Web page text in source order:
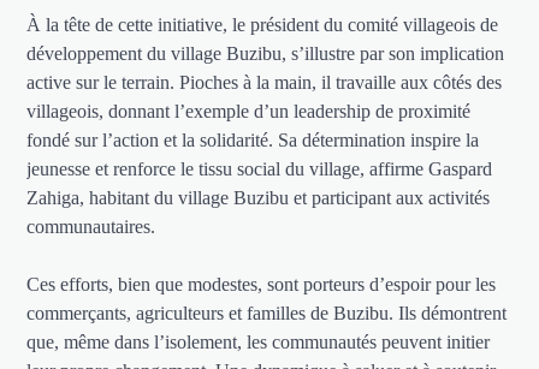
À la tête de cette initiative, le président du comité villageois de
développement du village Buzibu, s’illustre par son implication
active sur le terrain. Pioches à la main, il travaille aux côtés des
villageois, donnant l’exemple d’un leadership de proximité
fondé sur l’action et la solidarité. Sa détermination inspire la
jeunesse et renforce le tissu social du village, affirme Gaspard
Zahiga, habitant du village Buzibu et participant aux activités
communautaires.
Ces efforts, bien que modestes, sont porteurs d’espoir pour les
commerçants, agriculteurs et familles de Buzibu. Ils démontrent
que, même dans l’isolement, les communautés peuvent initier